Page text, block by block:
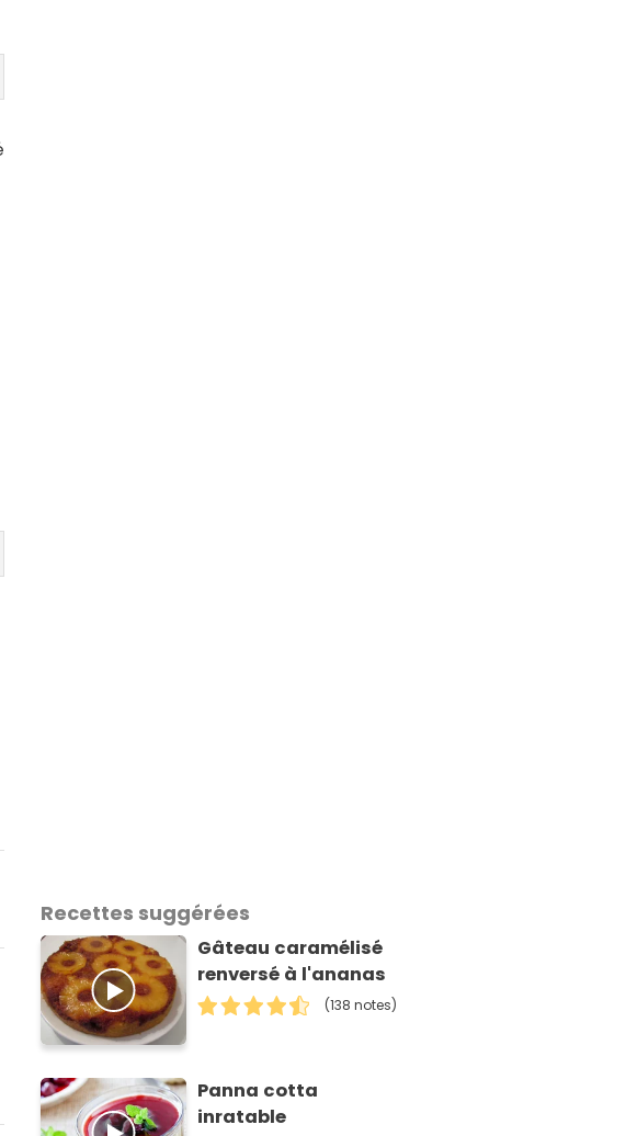
Recettes suggérées
Gâteau caramélisé
renversé à l'ananas
(138 notes)
Panna cotta
inratable